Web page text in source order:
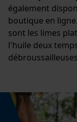
également
boutique en
sont les limes
l'huile deux